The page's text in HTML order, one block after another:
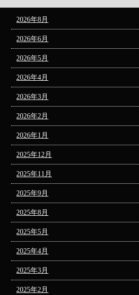
2026年8月
2026年6月
2026年5月
2026年4月
2026年3月
2026年2月
2026年1月
2025年12月
2025年11月
2025年9月
2025年8月
2025年5月
2025年4月
2025年3月
2025年2月